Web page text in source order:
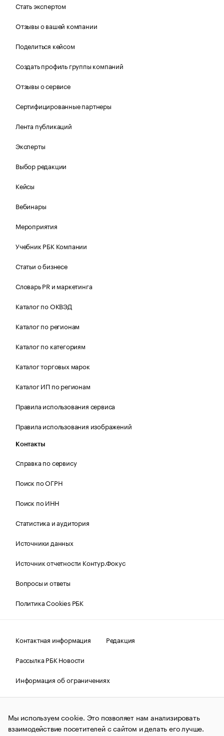
Стать экспертом
Отзывы о вашей компании
Поделиться кейсом
Создать профиль группы компаний
Отзывы о сервисе
Сертифицированные партнеры
Лента публикаций
Эксперты
Выбор редакции
Кейсы
Вебинары
Мероприятия
Учебник РБК Компании
Статьи о бизнесе
Словарь PR и маркетинга
Каталог по ОКВЭД
Каталог по регионам
Каталог по категориям
Каталог торговых марок
Каталог ИП по регионам
Правила использования сервиса
Правила использования изображений
Контакты
Справка по сервису
Поиск по ОГРН
Поиск по ИНН
Статистика и аудитория
Источники данных
Источник отчетности Контур.Фокус
Вопросы и ответы
Политика Cookies РБК
Контактная информация
Редакция
Рассылка РБК Новости
Информация об ограничениях
Правовая информация
О соблюдении авторских прав
© АО «РОСБИЗНЕСКОНСАЛТИНГ»,1995–2026.Сообщения
и материалы информационного агентства «РБК»
Мы используем cookie. Это позволяет нам анализировать
взаимодействие посетителей с сайтом и делать его лучше.